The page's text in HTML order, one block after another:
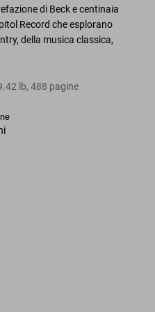
di Beck e centinaia
Record che esplorano
della musica classica,
lb,488 pagine